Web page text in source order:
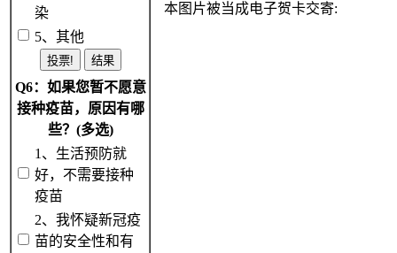
染
5、其他
Q6：如果您暂不愿意
接种疫苗，原因有哪
些？(多选)
1、生活预防就
好，不需要接种
疫苗
2、我怀疑新冠疫
苗的安全性和有
本图片被当成电子贺卡交寄: